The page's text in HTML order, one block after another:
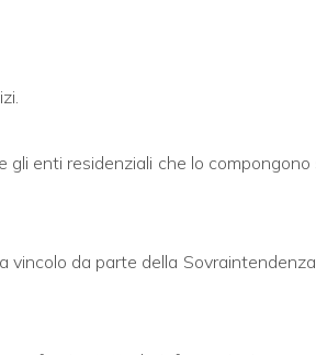
gli enti residenziali che lo
vincolo da parte della